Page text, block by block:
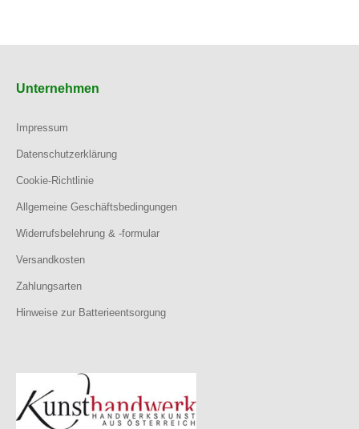
Unternehmen
Impressum
Datenschutzerklärung
Cookie-Richtlinie
Allgemeine Geschäftsbedingungen
Widerrufsbelehrung & -formular
Versandkosten
Zahlungsarten
Hinweise zur Batterieentsorgung